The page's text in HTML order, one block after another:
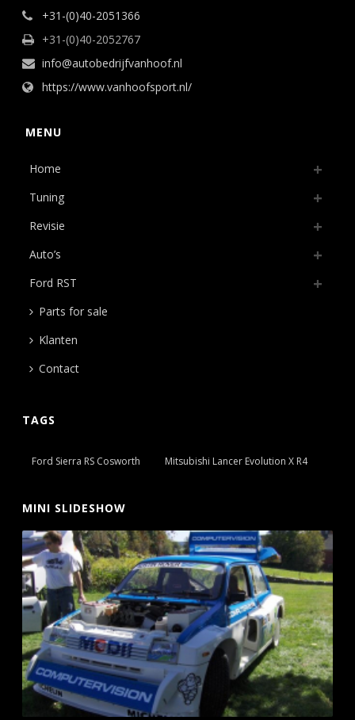
+31-(0)40-2051366
+31-(0)40-2052767
info@autobedrijfvanhoof.nl
https://www.vanhoofsport.nl/
MENU
Home
Tuning
Revisie
Auto’s
Ford RST
Parts for sale
Klanten
Contact
TAGS
Ford Sierra RS Cosworth Mitsubishi Lancer Evolution X R4
MINI SLIDESHOW